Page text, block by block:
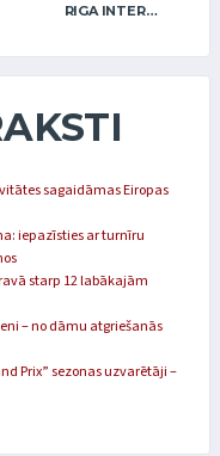
RIGA INTERNATIONAL CURLING CLUB / GRAY
sagaidāmas Eiropas
iepazīsties ar turnīru
starp 12 labākajām
– no dāmu atgriešanās
Prix” sezonas uzvarētāji –